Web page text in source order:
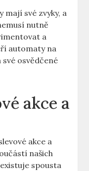
své zvyky, a
nutně
a
automaty na
své osvědčené
akce a
akce a
našich
spousta